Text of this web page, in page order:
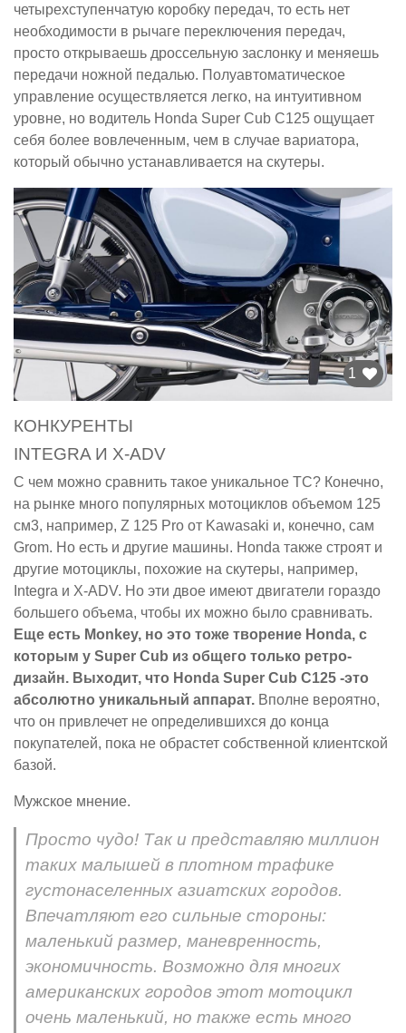
четырехступенчатую коробку передач, то есть нет
необходимости в рычаге переключения передач,
просто открываешь дроссельную заслонку и меняешь
передачи ножной педалью. Полуавтоматическое
управление осуществляется легко, на интуитивном
уровне, но водитель Honda Super Cub C125 ощущает
себя более вовлеченным, чем в случае вариатора,
который обычно устанавливается на скутеры.
1
КОНКУРЕНТЫ
INTEGRA И X-ADV
С чем можно сравнить такое уникальное ТС? Конечно,
на рынке много популярных мотоциклов объемом 125
см3, например, Z 125 Pro от Kawasaki и, конечно, сам
Grom. Но есть и другие машины. Honda также строят и
другие мотоциклы, похожие на скутеры, например,
Integra и X-ADV. Но эти двое имеют двигатели гораздо
большего объема, чтобы их можно было сравнивать.
Еще есть Monkey, но это тоже творение Honda, с
которым у Super Cub из общего только ретро-
дизайн. Выходит, что Honda Super Cub C125 -это
абсолютно уникальный аппарат. Вполне вероятно,
что он привлечет не определившихся до конца
покупателей, пока не обрастет собственной клиентской
базой.
Мужское мнение.
Просто чудо! Так и представляю миллион
таких малышей в плотном трафике
густонаселенных азиатских городов.
Впечатляют его сильные стороны:
маленький размер, маневренность,
экономичность. Возможно для многих
американских городов этот мотоцикл
очень маленький, но также есть много